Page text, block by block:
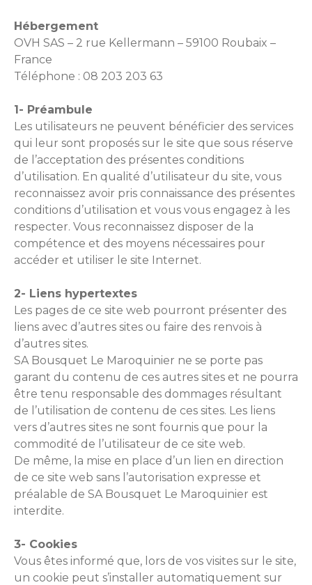
Hébergement
OVH SAS – 2 rue Kellermann – 59100 Roubaix –
France
Téléphone : 08 203 203 63
1- Préambule
Les utilisateurs ne peuvent bénéficier des services
qui leur sont proposés sur le site que sous réserve
de l’acceptation des présentes conditions
d’utilisation. En qualité d’utilisateur du site, vous
reconnaissez avoir pris connaissance des présentes
conditions d’utilisation et vous vous engagez à les
respecter. Vous reconnaissez disposer de la
compétence et des moyens nécessaires pour
accéder et utiliser le site Internet.
2- Liens hypertextes
Les pages de ce site web pourront présenter des
liens avec d’autres sites ou faire des renvois à
d’autres sites.
SA Bousquet Le Maroquinier ne se porte pas
garant du contenu de ces autres sites et ne pourra
être tenu responsable des dommages résultant
de l’utilisation de contenu de ces sites. Les liens
vers d’autres sites ne sont fournis que pour la
commodité de l’utilisateur de ce site web.
De même, la mise en place d’un lien en direction
de ce site web sans l’autorisation expresse et
préalable de SA Bousquet Le Maroquinier est
interdite.
3- Cookies
Vous êtes informé que, lors de vos visites sur le site,
un cookie peut s’installer automatiquement sur